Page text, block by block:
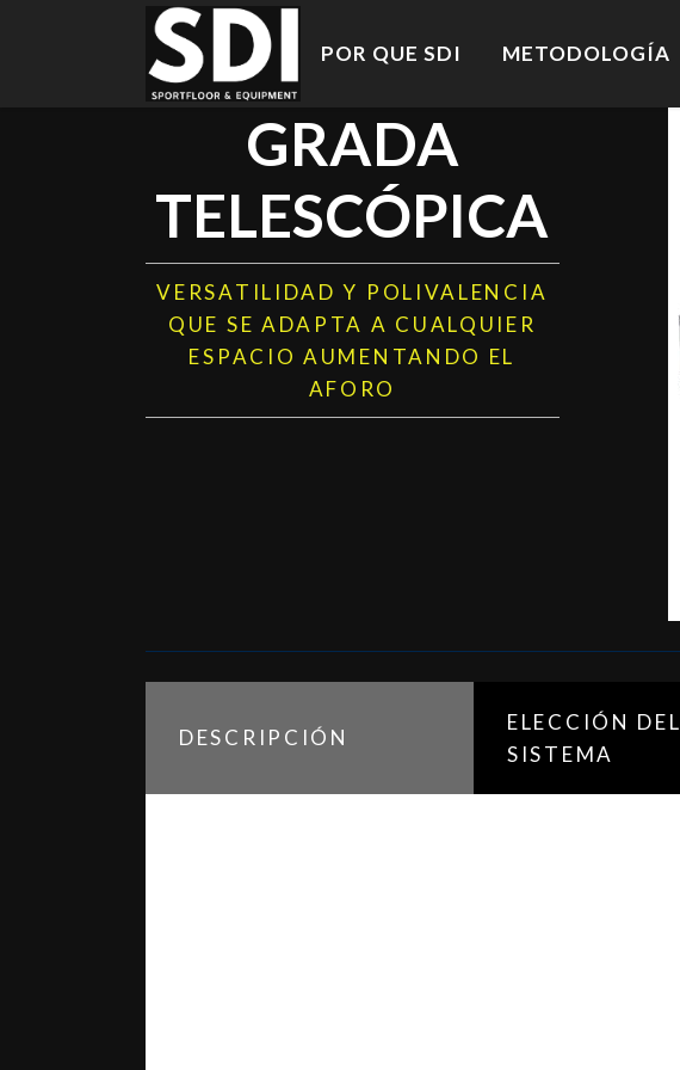
POR QUE SDI METODOLOGÍA
GRADA
TELESCÓPICA
VERSATILIDAD Y POLIVALENCIA
QUE SE ADAPTA A CUALQUIER
ESPACIO AUMENTANDO EL
AFORO
DESCRIPCIÓN
ELECCIÓN DEL
SISTEMA